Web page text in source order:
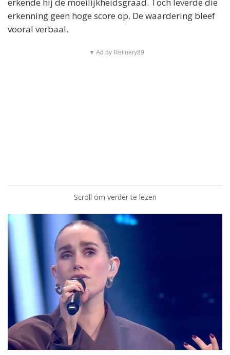
erkende hij de moeilijkheidsgraad. Toch leverde die
erkenning geen hoge score op. De waardering bleef
vooral verbaal.
▼ Ad by Refinery89
Scroll om verder te lezen